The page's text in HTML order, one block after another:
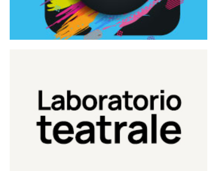
Laboratorio Teatrale
Laboratorio di teatro del Teatro Eduardo de Filippo
Continua